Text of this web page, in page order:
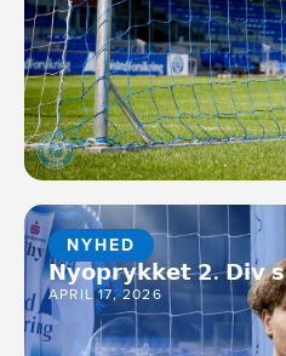
NYHED
𝗡𝘆𝗼𝗽𝗿𝘆𝗸𝗸𝗲𝘁 𝟮. 𝗗𝗶𝘃
APRIL 17, 2026